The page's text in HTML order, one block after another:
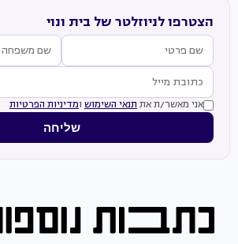
הצטרפו לניוזלטר של בית ונוי
אני מאשר/ת את תנאי השימוש ומדיניות הפרטיות
שליחה